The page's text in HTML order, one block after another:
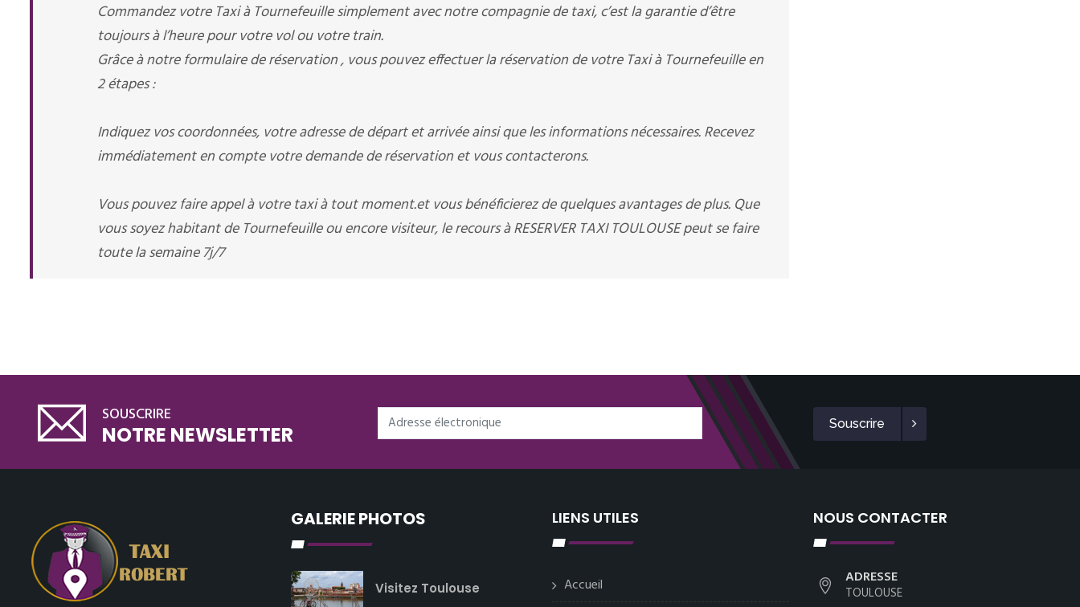
Commandez votre Taxi à Tournefeuille simplement avec notre compagnie de taxi, c’est la garantie d’être
toujours à l’heure pour votre vol ou votre train.
Grâce à notre formulaire de réservation , vous pouvez effectuer la réservation de votre Taxi à Tournefeuille en
2 étapes :
Indiquez vos coordonnées, votre adresse de départ et arrivée ainsi que les informations nécessaires. Recevez
immédiatement en compte votre demande de réservation et vous contacterons.
Vous pouvez faire appel à votre taxi à tout moment.et vous bénéficierez de quelques avantages de plus. Que
vous soyez habitant de Tournefeuille ou encore visiteur, le recours à RESERVER TAXI TOULOUSE peut se faire
toute la semaine 7j/7
SOUSCRIRE
NOTRE NEWSLETTER Souscrire
GALERIE PHOTOS
Visitez Toulouse
LIENS UTILES
Accueil
NOUS CONTACTER
ADRESSE
TOULOUSE